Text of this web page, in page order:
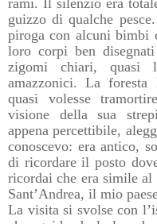
guizzo di qualche
piroga con alcuni bimbi
loro corpi ben
zigomi chiari, quasi
amazzonici. La foresta
quasi volesse
visione della sua
appena percettibile,
conoscevo: era antico,
di ricordare il posto
ricordai che era simile
Sant’Andrea, il mio
La visita si svolse con